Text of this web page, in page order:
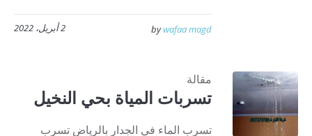
2 أبريل، 2022 bywafaa magd
مقالة
تسربات المياة بحي النخيل
تسرب الماء في الجدار بالرياض تسرب